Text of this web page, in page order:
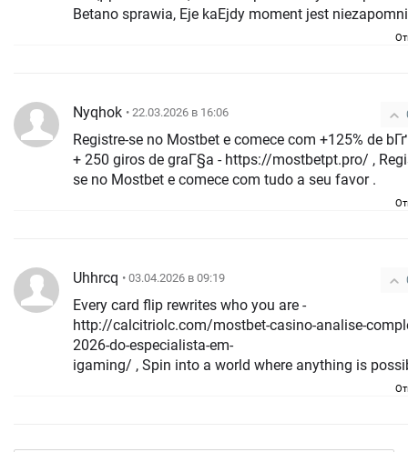
Betano sprawia, Ејe kaЕјdy moment jest
Nyqhok • 22.03.2026 в 16:06
Registre-se no Mostbet e comece com +125% de
+ 250 giros de graГ§a - https://mostbetpt.pro/ , Registre-
se no Mostbet e comece com tudo a seu favor .
Uhhrcq • 03.04.2026 в 09:19
Every card flip rewrites who you are -
http://calcitriolc.com/mostbet-casino-analise-
2026-do-especialista-em-
igaming/ , Spin into a world where anything is